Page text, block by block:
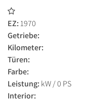
EZ: 1970
Getriebe:
Kilometer:
Türen:
Farbe:
Leistung: kW / 0 PS
Interior: